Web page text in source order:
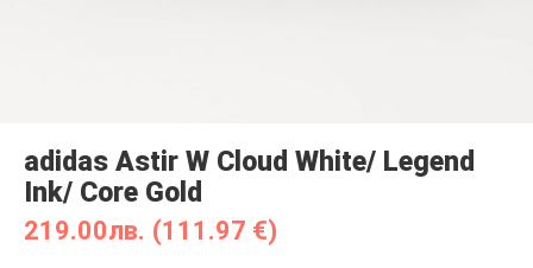
adidas Astir W Cloud White/ Legend
Ink/ Core Gold
219.00лв. (111.97 €)